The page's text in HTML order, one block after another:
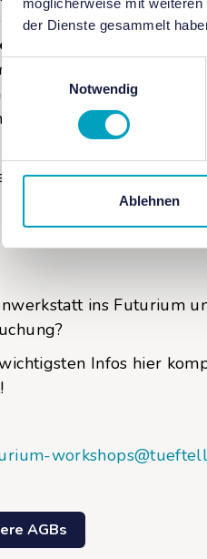
der Dienste gesammelt
Einwilligungsauswahl
Notwendig
Ablehnen
kostenfreie
Trinkflaschen
Foyer verzehrt werden.
benötigt ihr ein
Aufgrund der
ihr auf derFuturium
ins Futurium
Infos hier
AGBs